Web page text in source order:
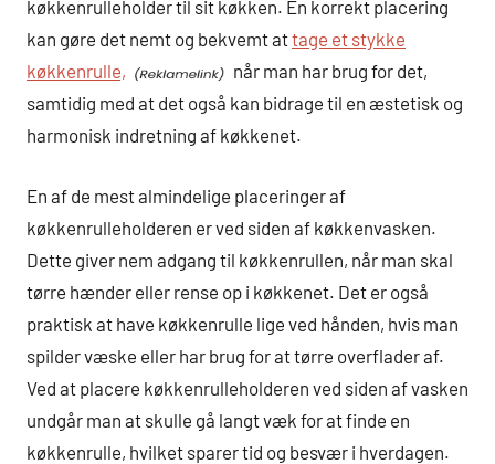
køkkenrulleholder til sit køkken. En korrekt placering
kan gøre det nemt og bekvemt attage et stykke
køkkenrulle,
når man har brug for det,
samtidig med at det også kan bidrage til en æstetisk og
harmonisk indretning af køkkenet.
En af de mest almindelige placeringer af
køkkenrulleholderen er ved siden af køkkenvasken.
Dette giver nem adgang til køkkenrullen, når man skal
tørre hænder eller rense op i køkkenet. Det er også
praktisk at have køkkenrulle lige ved hånden, hvis man
spilder væske eller har brug for at tørre overflader af.
Ved at placere køkkenrulleholderen ved siden af vasken
undgår man at skulle gå langt væk for at finde en
køkkenrulle, hvilket sparer tid og besvær i hverdagen.